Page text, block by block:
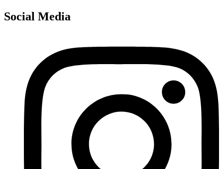
Social Media